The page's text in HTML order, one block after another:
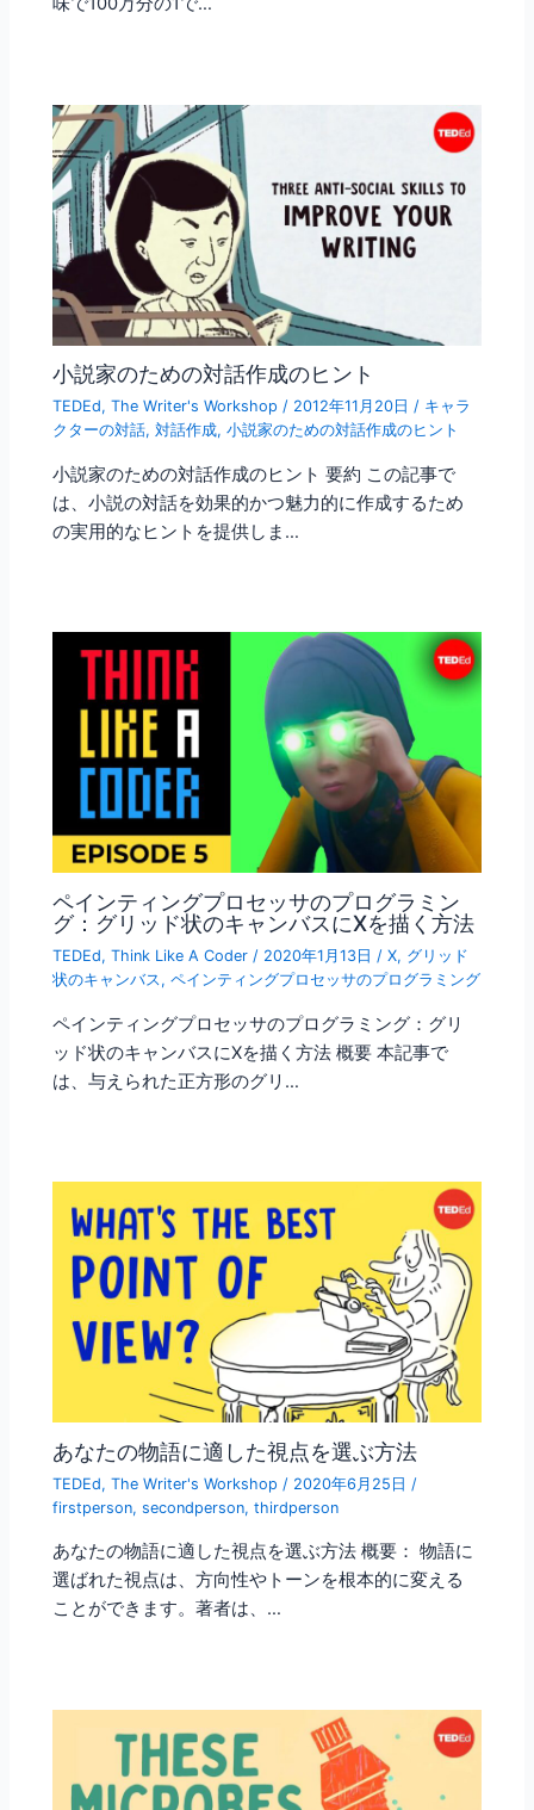
小説家のための対話作成のヒント
TEDEd,The Writer's Workshop / 2012年11月20日/ キャラ
クターの対話,対話作成,小説家のための対話作成のヒント
小説家のための対話作成のヒント 要約 この記事で
は、小説の対話を効果的かつ魅力的に作成するため
の実用的なヒントを提供しま…
ペインティングプロセッサのプログラミン
グ：グリッド状のキャンバスにXを描く方法
TEDEd,Think Like A Coder / 2020年1月13日/X, グリッド
状のキャンバス,ペインティングプロセッサのプログラミング
ペインティングプロセッサのプログラミング：グリ
ッド状のキャンバスにXを描く方法 概要 本記事で
は、与えられた正方形のグリ…
あなたの物語に適した視点を選ぶ方法
TEDEd,The Writer's Workshop / 2020年6月25日 /
firstperson,secondperson,thirdperson
あなたの物語に適した視点を選ぶ方法 概要： 物語に
選ばれた視点は、方向性やトーンを根本的に変える
ことができます。著者は、…